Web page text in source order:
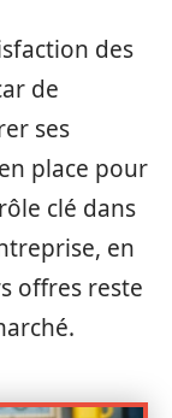
des
de
ses
place pour
clé dans
en
offres reste